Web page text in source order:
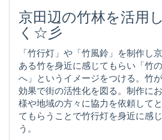
京田辺の竹林を活用
く☆彡
「竹行灯」や「竹風鈴」を制作し
ある竹を身近に感じてもらい「竹
へ」というイメージをつける。竹
効果で街の活性化を図る。制作に
様や地域の方々に協力を依頼して
てもらうことで竹行灯を身近に感
う。